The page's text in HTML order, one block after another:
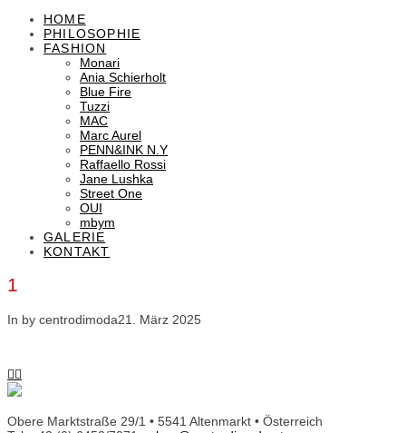
HOME
PHILOSOPHIE
FASHION
Monari
Ania Schierholt
Blue Fire
Tuzzi
MAC
Marc Aurel
PENN&INK N.Y
Raffaello Rossi
Jane Lushka
Street One
OUI
mbym
GALERIE
KONTAKT
1
In by centrodimoda21. März 2025
Obere Marktstraße 29/1 • 5541 Altenmarkt • Österreich